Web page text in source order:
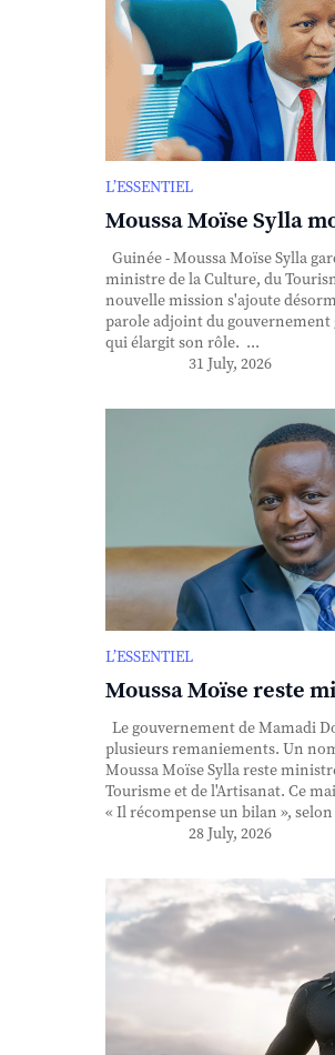
L’ESSENTIEL
Moussa Moïse Sylla
Guinée - Moussa Moïse Sylla
ministre de la Culture, du
nouvelle mission s'ajoute
parole adjoint du
qui élargit son rôle. ...
31 July, 2026
L’ESSENTIEL
Moussa Moïse reste
Le gouvernement de Mamadi
plusieurs remaniements. Un
Moussa Moïse Sylla reste
Tourisme et de l'Artisanat. Ce
« Il récompense un bilan », selon
28 July, 2026